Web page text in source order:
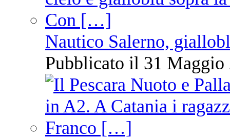
Nautico Salerno,
Pubblicato il 31 Maggio